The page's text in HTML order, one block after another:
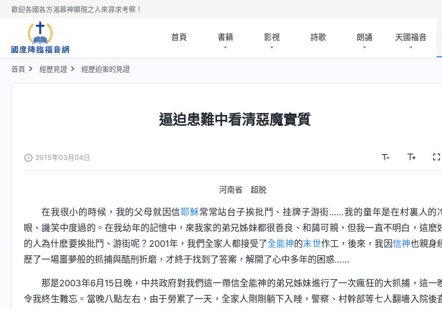
歡迎各國各方渴慕神顯現之人來尋求考察！
首頁 書籍 影視 詩歌 朗誦 天國福音
首頁 經歷見證 經歷迫害的見證
逼迫患難中看清惡魔實質
2015年03月04日
河南省 超脱
在我很小的時候，我的父母就因信耶穌常常站台子挨批鬥、挂牌子游街……我的童年是在村裏人的
眼、譏笑中度過的。在我幼年的記憶中，來我家的弟兄姊妹都很善良、和藹可親，但我一直不明白，這麽
的人為什麽要挨批鬥、游街呢？2001年，我們全家人都接受了全能神的末世作工，後來，我因信神也親身
歷了一場噩夢般的抓捕與酷刑折磨，才終于找到了答案，解開了心中多年的困惑……
那是2003年6月15日晚，中共政府對我們這一帶信全能神的弟兄姊妹進行了一次瘋狂的大抓捕，這一
令我終生難忘。當晚八點左右，由于勞累了一天，全家人剛剛躺下入睡，警察、村幹部等七人翻墻入院後